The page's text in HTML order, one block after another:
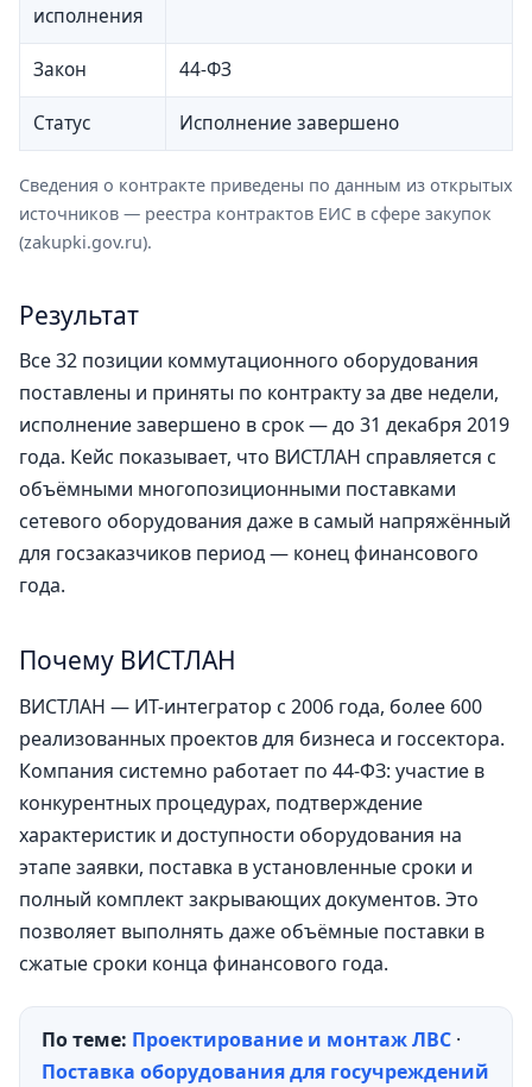
исполнения
Закон 44-ФЗ
Статус Исполнение завершено
Сведения о контракте приведены по данным из открытых
источников — реестра контрактов ЕИС в сфере закупок
(zakupki.gov.ru).
Результат
Все 32 позиции коммутационного оборудования
поставлены и приняты по контракту за две недели,
исполнение завершено в срок — до 31 декабря 2019
года. Кейс показывает, что ВИСТЛАН справляется с
объёмными многопозиционными поставками
сетевого оборудования даже в самый напряжённый
для госзаказчиков период — конец финансового
года.
Почему ВИСТЛАН
ВИСТЛАН — ИТ-интегратор с 2006 года, более 600
реализованных проектов для бизнеса и госсектора.
Компания системно работает по 44-ФЗ: участие в
конкурентных процедурах, подтверждение
характеристик и доступности оборудования на
этапе заявки, поставка в установленные сроки и
полный комплект закрывающих документов. Это
позволяет выполнять даже объёмные поставки в
сжатые сроки конца финансового года.
По теме: Проектирование и монтаж ЛВС ·
Поставка оборудования для госучреждений